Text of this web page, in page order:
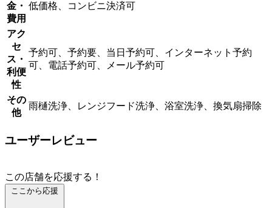
金・
費用
低価格、コンビニ決済可
アク
セ
ス・
利便
性
予約可、予約要、当日予約可、インターネット予約
可、電話予約可、メール予約可
その
他
雨樋洗浄、レンジフード洗浄、浴室洗浄、換気扇掃除
ユーザーレビュー
この店舗を応援する！
ここから応援